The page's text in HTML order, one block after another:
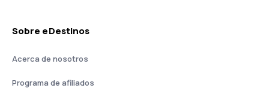
Sobre eDestinos
Acerca de nosotros
Programa de afiliados